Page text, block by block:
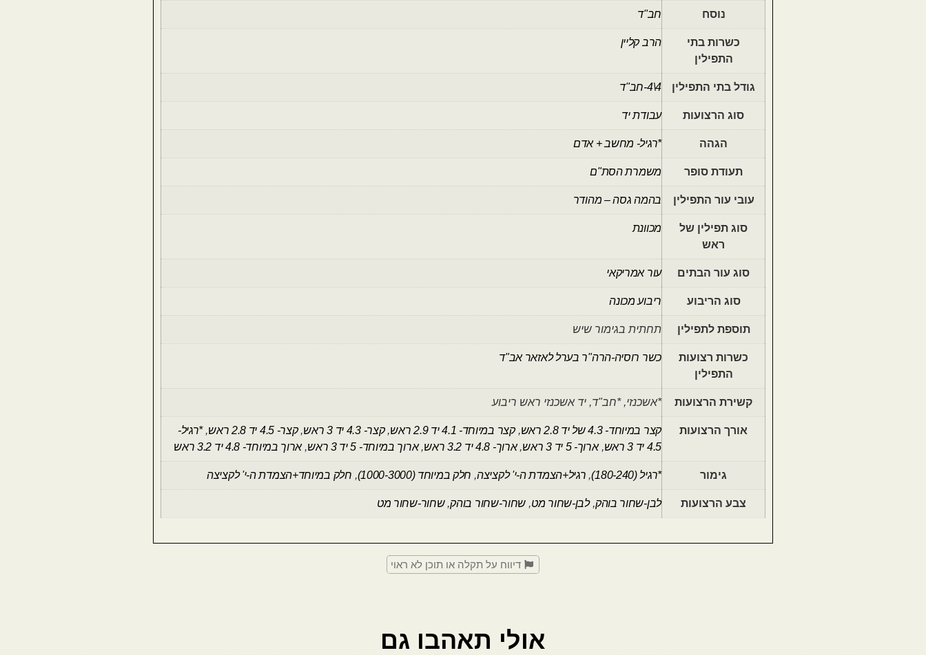
נוסח חב"ד
כשרות בתי
התפילין
הרב קליין
גודל בתי התפילין 4\4-חב"ד
סוג הרצועות עבודת יד
הגהה *רגיל- מחשב + אדם
תעודת סופר משמרת הסת"ם
עובי עור התפילין בהמה גסה – מהודר
סוג תפילין של
ראש
מכוונת
סוג עור הבתים עור אמריקאי
סוג הריבוע ריבוע מכונה
תוספת לתפילין תחתית בגימור שיש
כשרות רצועות
התפילין
כשר רוסיה-הרה"ר בערל לאזאר אב"ד
קשירת הרצועות *אשכנזי, *חב"ד, יד אשכנזי ראש ריבוע
אורך הרצועות קצר במיוחד- 4.3 של יד 2.8 ראש ,קצר במיוחד- 4.1 יד 2.9 ראש ,קצר- 4.3 יד 3 ראש ,קצר- 4.5 יד 2.8 ראש ,*רגיל-
4.5 יד 3 ראש
,ארוך- 5 יד 3 ראש ,ארוך- 4.8 יד 3.2 ראש ,ארוך במיוחד- 5 יד 3 ראש ,ארוך במיוחד- 4.8 יד 3.2 ראש
גימור *רגיל (180-240) , רגיל+הצמדת ה-י' לקציצה, חלק במיוחד (1000-3000) , חלק במיוחד+הצמדת ה-י' לקציצה
צבע הרצועות לבן-שחור בוהק,לבן-שחור מט, שחור-שחור בוהק,שחור-שחור מט
דיווח על תקלה או תוכן לא ראוי
אולי תאהבו גם